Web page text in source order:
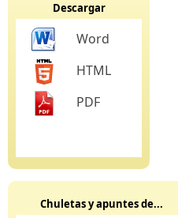
Descargar
Word
HTML
PDF
Chuletas y apuntes de...